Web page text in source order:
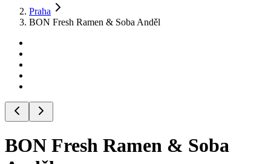
Praha
BON Fresh Ramen & Soba Anděl
BON Fresh Ramen & Soba